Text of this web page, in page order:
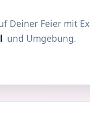
Deiner Feier mit
und Umgebung.